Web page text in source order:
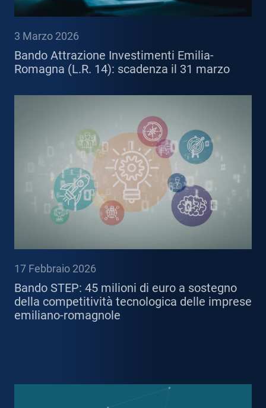
3 Marzo 2026
Bando Attrazione Investimenti Emilia-
Romagna (L.R. 14): scadenza il 31 marzo
17 Febbraio 2026
Bando STEP: 45 milioni di euro a sostegno
della competitività tecnologica delle imprese
emiliano-romagnole